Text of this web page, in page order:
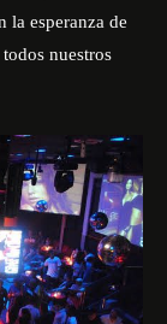
la esperanza de
nuestros